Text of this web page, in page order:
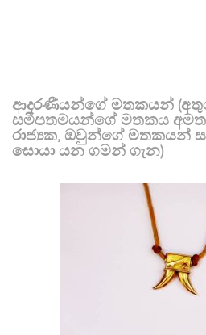
ආදරණීයන්ගේ මතකයන්
සමීපතමයන්ගේ මතකය
රාජ්‍යක, ඔවුන්ගේ මතකයන්
සොයා යන ගමන් ගැන)